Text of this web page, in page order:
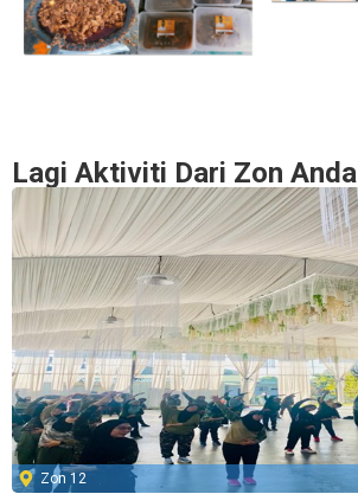
Lagi Aktiviti Dari Zon Anda
Zon 12